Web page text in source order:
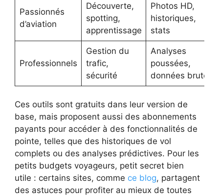
Passionnés
d’aviation
Découverte,
spotting,
apprentissage
Photos HD,
historiques,
stats
Professionnels
Gestion du
trafic,
sécurité
Analyses
poussées,
données brutes
Ces outils sont gratuits dans leur version de
base, mais proposent aussi des abonnements
payants pour accéder à des fonctionnalités de
pointe, telles que des historiques de vol
complets ou des analyses prédictives. Pour les
petits budgets voyageurs, petit secret bien
utile : certains sites, comme ce blog, partagent
des astuces pour profiter au mieux de toutes